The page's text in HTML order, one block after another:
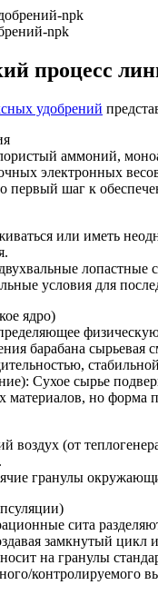
npk
процесс
удобрений
аммоний,
электронных
первый шаг к
или иметь
лопастные
условия для
ядро)
барабана
Сухое сырье
но форма
(от
гранулы
сита
замкнутый цикл
на гранулы
контролируемого